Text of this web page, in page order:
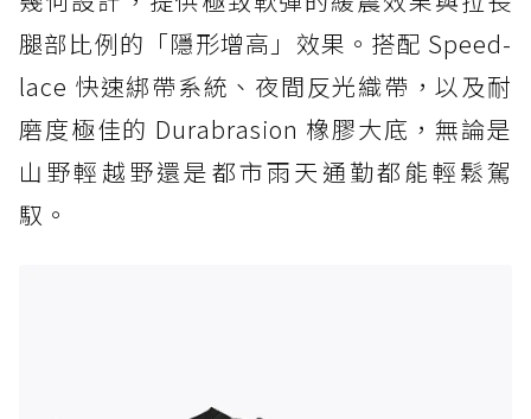
腿部比例的「隱形增高」效果。搭配 Speed-
lace 快速綁帶系統、夜間反光織帶，以及耐
磨度極佳的 Durabrasion 橡膠大底，無論是
山野輕越野還是都市雨天通勤都能輕鬆駕
馭。